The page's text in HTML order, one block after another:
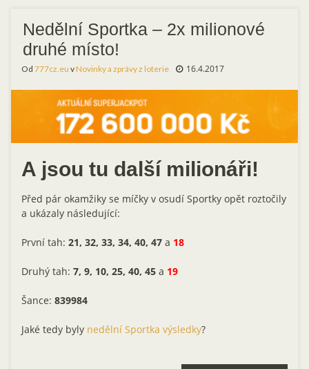
Nedělní Sportka – 2x milionové
druhé místo!
Od 777cz.eu vNovinky a zprávy z loterie 16.4.2017
A jsou tu další milionáři!
Před pár okamžiky se míčky v osudí Sportky opět roztočily
a ukázaly následující:
První tah: 21, 32, 33, 34, 40, 47 a 18
Druhý tah: 7, 9, 10, 25, 40, 45 a 19
Šance: 839984
Jaké tedy byly nedělní Sportka výsledky?